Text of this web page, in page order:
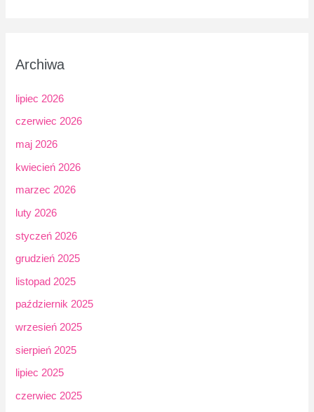
Archiwa
lipiec 2026
czerwiec 2026
maj 2026
kwiecień 2026
marzec 2026
luty 2026
styczeń 2026
grudzień 2025
listopad 2025
październik 2025
wrzesień 2025
sierpień 2025
lipiec 2025
czerwiec 2025